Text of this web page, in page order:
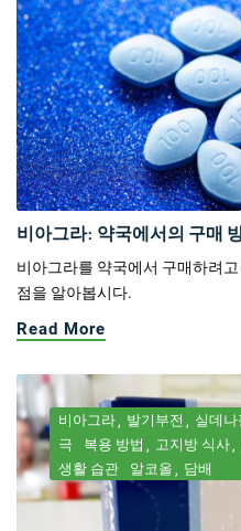
비아그라: 약국에서의 구매
비아그라를 약국에서 구매하려
점을 알아봅시다.
Read More
비아그라 발기부전 실데나
극
복용 방법 고지방 식사
생활 습관
알코올 담배